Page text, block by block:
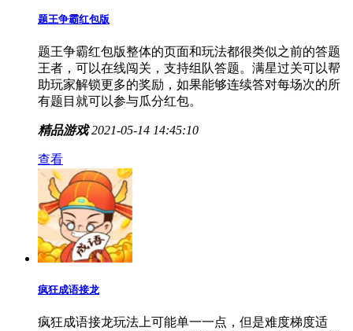
题王争霸红包版
题王争霸红包版整体的页面和玩法都很类似之前的答题
王者，可以在线闯关，支持组队答题。满星过关可以帮
助玩家解锁更多的奖励，如果能够连续答对每场次的所
有题目就可以参与瓜分红包。
精品游戏 2021-05-14 14:45:10
查看
疯狂成语接龙
疯狂成语接龙玩法上可能单一一点，但是难度梯度适